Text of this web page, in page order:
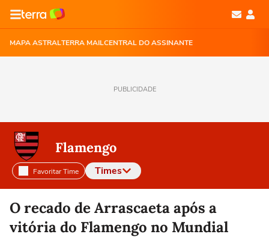
MAPA ASTRALTERRA MAILCENTRAL DO ASSINANTE
PUBLICIDADE
Flamengo
Favoritar Time Times
Selecione o time para ver as notícias
O recado de Arrascaeta após a
vitória do Flamengo no Mundial